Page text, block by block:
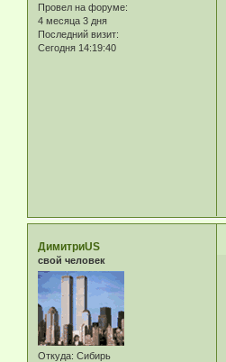
Провел на форуме:
4 месяца 3 дня
Последний визит:
Сегодня 14:19:40
ДимитриUS
свой человек
Откуда: Сибирь